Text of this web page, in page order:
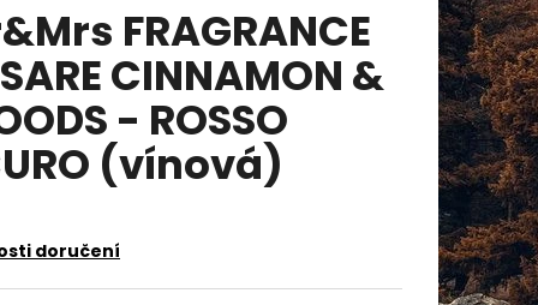
FRAGRANCE
CINNAMON &
- ROSSO
(vínová)
doručení
- EASY CLICK
8SD - ČESKÁ